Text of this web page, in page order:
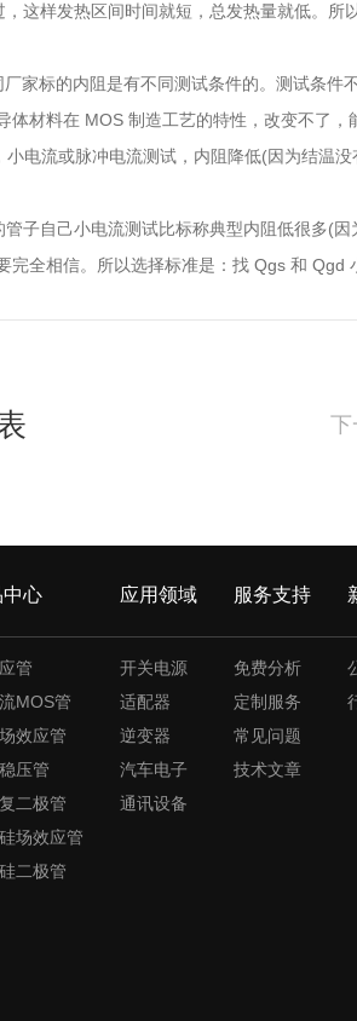
这样发热区间时间就短，总发热量就低。所
家标的内阻是有不同测试条件的。测试条件
体材料在 MOS 制造工艺的特性，改变不了，
电流或脉冲电流测试，内阻降低(因为结温没
子自己小电流测试比标称典型内阻低很多(因
完全相信。所以选择标准是：找 Qgs 和 Qgd
下
中心
管
MOS管
效应管
压管
二极管
场效应管
二极管
应用领域
开关电源
适配器
逆变器
汽车电子
通讯设备
服务支持
免费分析
定制服务
常见问题
技术文章